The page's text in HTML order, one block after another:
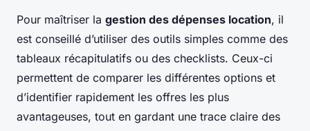
Pour maîtriser la gestion des dépenses location, il
est conseillé d’utiliser des outils simples comme des
tableaux récapitulatifs ou des checklists. Ceux-ci
permettent de comparer les différentes options et
d’identifier rapidement les offres les plus
avantageuses, tout en gardant une trace claire des